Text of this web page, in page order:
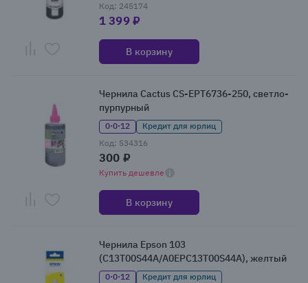
Код: 245174
1 399 ₽
В корзину
Чернила Cactus CS-EPT6736-250, светло-
пурпурный
0·0·12
Кредит для юрлиц
Код: 534316
300 ₽
Купить дешевле
В корзину
Чернила Epson 103
(C13T00S44A/A0EPC13T00S44A), желтый
0·0·12
Кредит для юрлиц